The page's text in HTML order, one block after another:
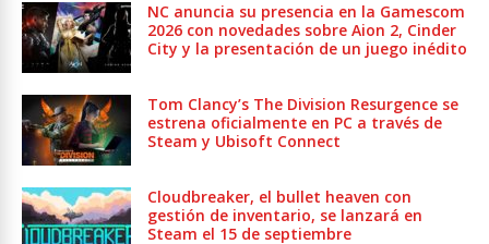
NC anuncia su presencia en la Gamescom
2026 con novedades sobre Aion 2, Cinder
City y la presentación de un juego inédito
Tom Clancy’s The Division Resurgence se
estrena oficialmente en PC a través de
Steam y Ubisoft Connect
Cloudbreaker, el bullet heaven con
gestión de inventario, se lanzará en
Steam el 15 de septiembre